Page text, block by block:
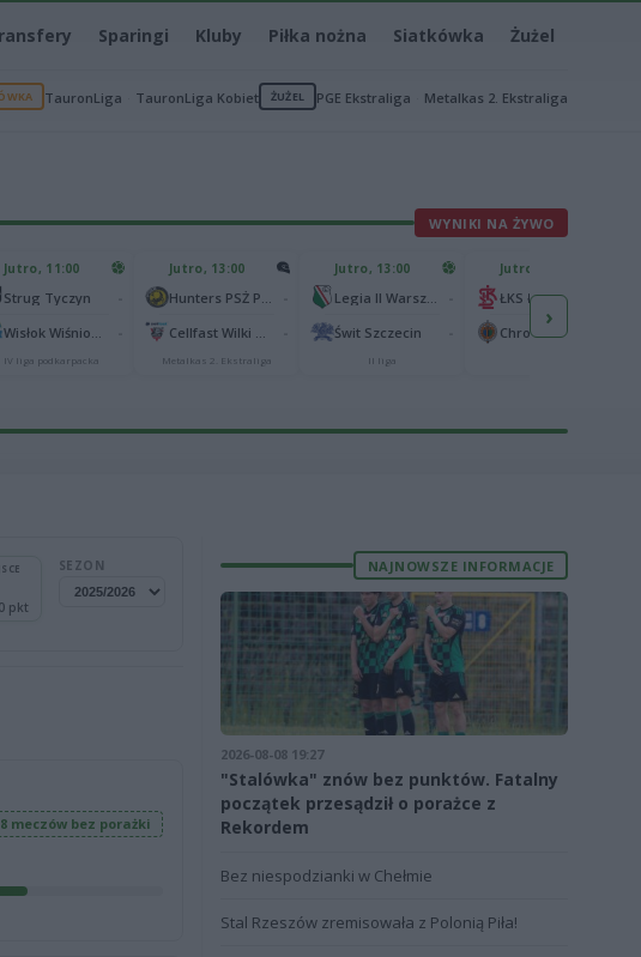
Sparingi Kluby Piłka nożna Siatkówka Żużel
TauronLiga TauronLiga Kobiet ŻUŻEL PGE Ekstraliga Metalkas 2. Ekstraliga
WYNIKI NA ŻYWO
Jutro, 11:00
Strug Tyczyn
IV liga podkarpacka
Jutro, 13:00
Metalkas 2. Ekstraliga
Jutro, 13:00
Świt Szczecin
II liga
Jutro, 14:30
ŁKS Łódź
›
pkt
SEZON
meczów bez porażki
NAJNOWSZE INFORMACJE
2026-08-08 19:27
"Stalówka" znów bez punktów. Fatalny
początek przesądził o porażce z
Rekordem
Bez niespodzianki w Chełmie
Stal Rzeszów zremisowała z Polonią Piła!